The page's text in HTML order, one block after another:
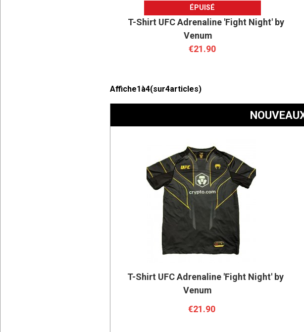
ÉPUISÉ
T-Shirt UFC Adrenaline 'Fight Night' by
Venum
€21.90
Affiche1à4(sur4articles)
T-Shirt UFC Adrenaline 'Fight Night' by
Venum
€21.90